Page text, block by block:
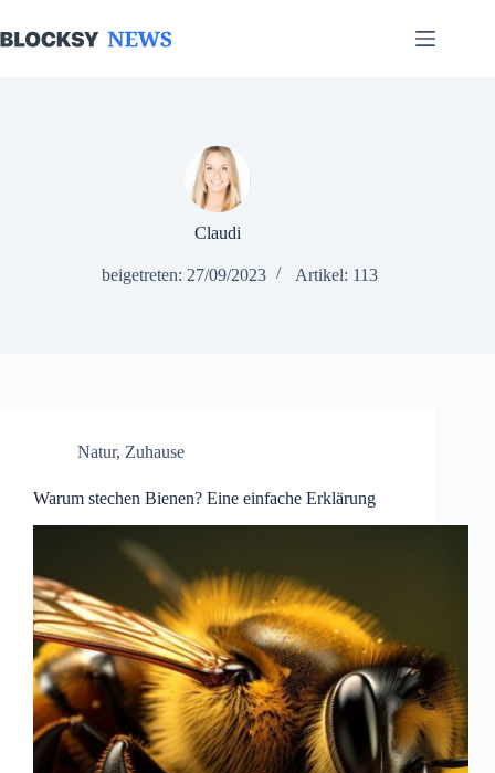
Inhalt
springen
Claudi
beigetreten: 27/09/2023 Artikel: 113
Natur, Zuhause
Warum stechen Bienen? Eine einfache Erklärung